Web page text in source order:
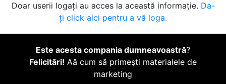
Doar userii logați au acces la această informație. Da-
ți click aici pentru a vă loga.
Este acesta compania dumneavoastră?
Felicitări! Aă cum să primești materialele de
marketing